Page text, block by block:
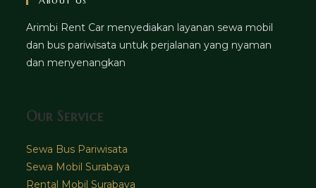
Arimbi Rent Car menyediakan layanan sewa mobil
dan bus pariwisata untuk perjalanan yang nyaman
dan menyenangkan
Our Service
Sewa Bus Pariwisata
Sewa Mobil Surabaya
Rental Mobil Surabaya